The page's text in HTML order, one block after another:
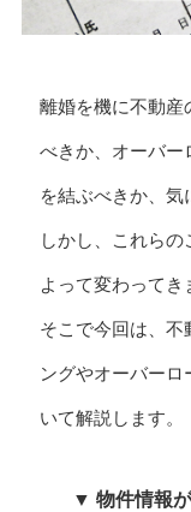
離婚を機に不動産
べきか、オーバー
を結ぶべきか、気
しかし、これら
よって変わってき
そこで今回は、不
ングやオーバー
いて解説します。
▼ 物件情報